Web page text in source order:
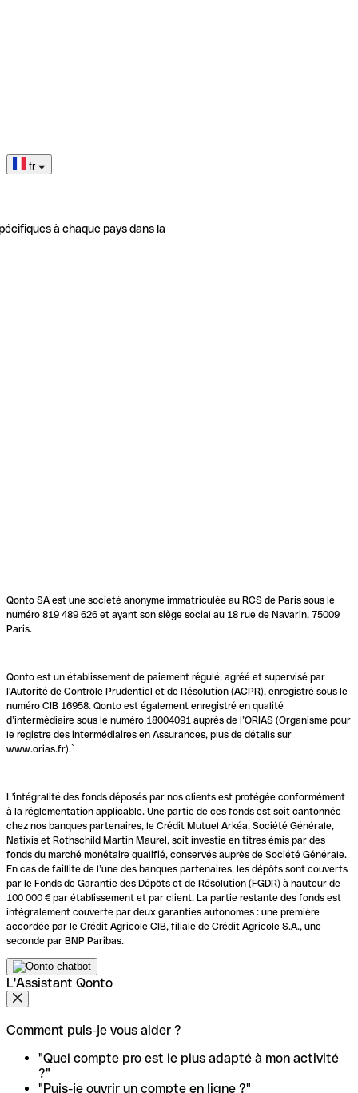
fr
à chaque pays dans la
Qonto SA est une société anonyme immatriculée au RCS de Paris sous le
numéro 819 489 626 et ayant son siège social au 18 rue de Navarin, 75009
Paris.
Qonto est un établissement de paiement régulé, agréé et supervisé par
l'Autorité de Contrôle Prudentiel et de Résolution (ACPR), enregistré sous le
numéro CIB 16958. Qonto est également enregistré en qualité
d’intermédiaire sous le numéro 18004091 auprès de l’ORIAS (Organisme pour
le registre des intermédiaires en Assurances, plus de détails sur
www.orias.fr).`
L'intégralité des fonds déposés par nos clients est protégée conformément
à la réglementation applicable. Une partie de ces fonds est soit cantonnée
chez nos banques partenaires, le Crédit Mutuel Arkéa, Société Générale,
Natixis et Rothschild Martin Maurel, soit investie en titres émis par des
fonds du marché monétaire qualifié, conservés auprès de Société Générale.
En cas de faillite de l’une des banques partenaires, les dépôts sont couverts
par le Fonds de Garantie des Dépôts et de Résolution (FGDR) à hauteur de
100 000 € par établissement et par client. La partie restante des fonds est
intégralement couverte par deux garanties autonomes : une première
accordée par le Crédit Agricole CIB, filiale de Crédit Agricole S.A., une
seconde par BNP Paribas.
L'Assistant Qonto
Comment puis-je vous aider ?
"Quel compte pro est le plus adapté à mon activité
?"
"Puis-je ouvrir un compte en ligne ?"